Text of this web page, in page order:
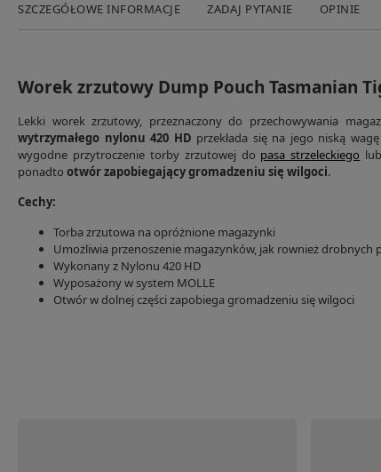
SZCZEGÓŁOWE INFORMACJE ZADAJ PYTANIE OPINIE
Worek zrzutowy Dump Pouch Tasmanian
Lekki worek zrzutowy, przeznaczony do przechowywania
wytrzymałego nylonu 420 HD przekłada się na jego niską
wygodne przytroczenie torby zrzutowej do pasa strzeleckiego
ponadto otwór zapobiegający gromadzeniu się wilgoci.
Cechy:
Torba zrzutowa na opróżnione magazynki
Umożliwia przenoszenie magazynków, jak rownież drobnych
Wykonany z Nylonu 420 HD
Wyposażony w system MOLLE
Otwór w dolnej części zapobiega gromadzeniu się wilgoci